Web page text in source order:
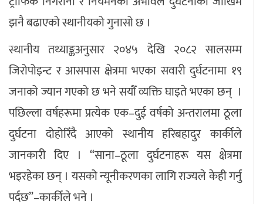
झनै बढाएको स्थानीयको गुनासो छ ।
स्थानीय तथ्याङ्कअनुसार २०४५ देखि २०८२ सालसम्म
जिरोपोइन्ट र आसपास क्षेत्रमा भएका सवारी दुर्घटनामा १९
जनाको ज्यान गएको छ भने सयौँ व्यक्ति घाइते भएका छन् ।
पछिल्ला वर्षहरूमा प्रत्येक एक–दुई वर्षको अन्तरालमा ठूला
दुर्घटना दोहोरिँदै आएको स्थानीय हरिबहादुर कार्कीले
जानकारी दिए । “साना–ठूला दुर्घटनाहरू यस क्षेत्रमा
भइरहेका छन् । यसको न्यूनीकरणका लागि राज्यले केही गर्नु
पर्दछ”–कार्कीले भने ।